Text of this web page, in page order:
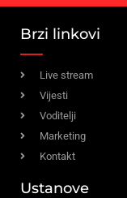
Brzi linkovi
Live stream
Vijesti
Voditelji
Marketing
Kontakt
Ustanove